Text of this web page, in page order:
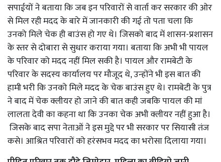
सपाईयों ने बताया कि जब इन परिवारों से वार्ता कर सरकार की ओर
से मिल रही मदद के बारे में जानकारी की गई तो पता चला कि
उनको मिले चेक ही बाउंस हो गए थे। जिसको बाद में शासन-प्रशासन
के स्तर से दोबारा से सुधार कराया गया। बताया कि अभी भी पायल
के परिवार को मदद नहीं मिल सकी है। पायल और रामबेटी के
परिवार के सदस्य कार्यालय पर मौजूद थे, उन्होंने भी इस बात की
हामी भरी कि उनको मिले मदद के चेक बाउंस हुए थे। रामबेटी के पुत्र
ने बाद में चेक क्लीयर हो जाने की बात कही जबकि पायल की मां
लालता देवी का कहना था कि उनका चेक अभी क्लीयर नहीं हुआ है।
जिसके बाद सपा नेताओं ने इस मुद्दे पर भी सरकार पर सियासी तंज
कसे। आश्रित परिवारों को हरंसभव मदद का भरोसा दिलाया गया।